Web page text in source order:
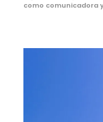
como comunicadora